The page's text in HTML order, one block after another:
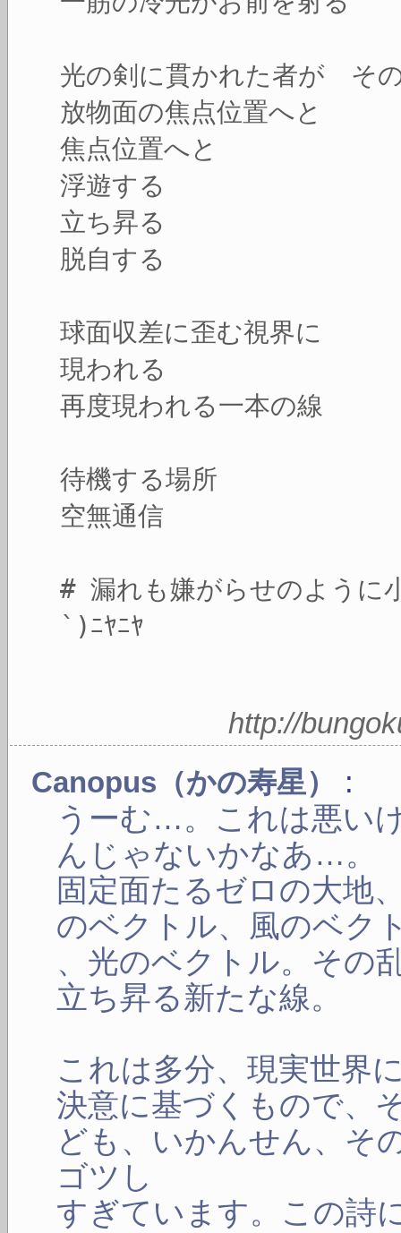
光の剣に貫かれた者が そ
放物面の焦点位置へと
焦点位置へと
浮遊する
立ち昇る
脱自する
球面収差に歪む視界に
現われる
再度現われる一本の線
待機する場所
空無通信
# 漏れも嫌がらせのように
`)ﾆﾔﾆﾔ
http://
Canopus（かの寿星）
:
うーむ…。これは悪い
んじゃないかなあ…。
固定面たるゼロの大地
のベクトル、風のベク
、光のベクトル。その
立ち昇る新たな線。
これは多分、現実世界
決意に基づくもので、
ども、いかんせん、そ
ゴツし
すぎています。この詩